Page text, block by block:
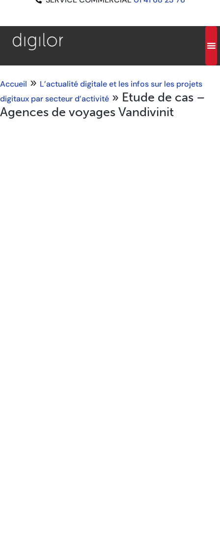
Accueil » L’actualité digitale et les infos sur les projets
digitaux par secteur d’activité » Etude de cas –
Agences de voyages Vandivinit